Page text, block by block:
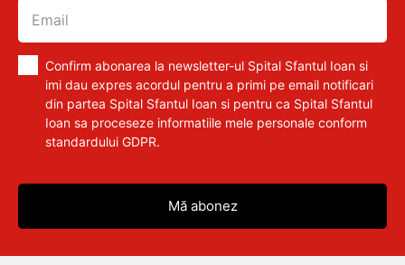
Confirm abonarea la newsletter-ul Spital Sfantul Ioan si
imi dau expres acordul pentru a primi pe email notificari
din partea Spital Sfantul Ioan si pentru ca Spital Sfantul
Ioan sa proceseze informatiile mele personale conform
standardului GDPR.